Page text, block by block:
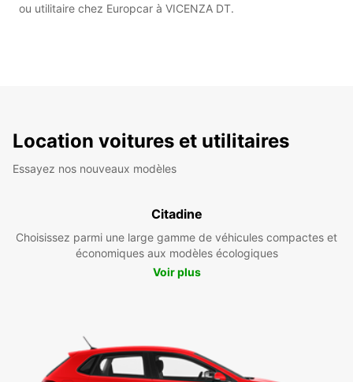
ou utilitaire chez Europcar à VICENZA DT.
Location voitures et utilitaires
Essayez nos nouveaux modèles
Citadine
Choisissez parmi une large gamme de véhicules compactes et
économiques aux modèles écologiques
Voir plus